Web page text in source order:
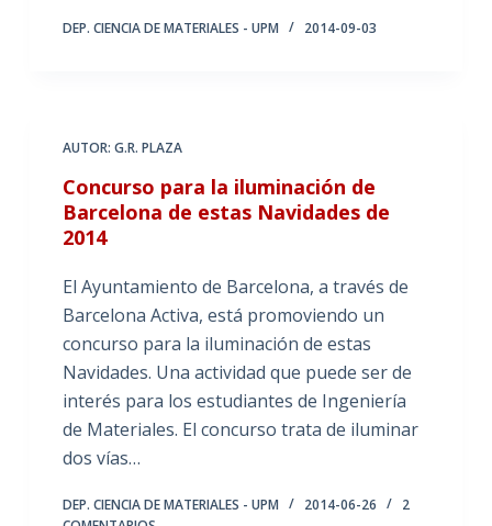
DEP. CIENCIA DE MATERIALES - UPM 2014-09-03
AUTOR: G.R. PLAZA
Concurso para la iluminación de
Barcelona de estas Navidades de
2014
El Ayuntamiento de Barcelona, a través de
Barcelona Activa, está promoviendo un
concurso para la iluminación de estas
Navidades. Una actividad que puede ser de
interés para los estudiantes de Ingeniería
de Materiales. El concurso trata de iluminar
dos vías…
DEP. CIENCIA DE MATERIALES - UPM 2014-06-26
2